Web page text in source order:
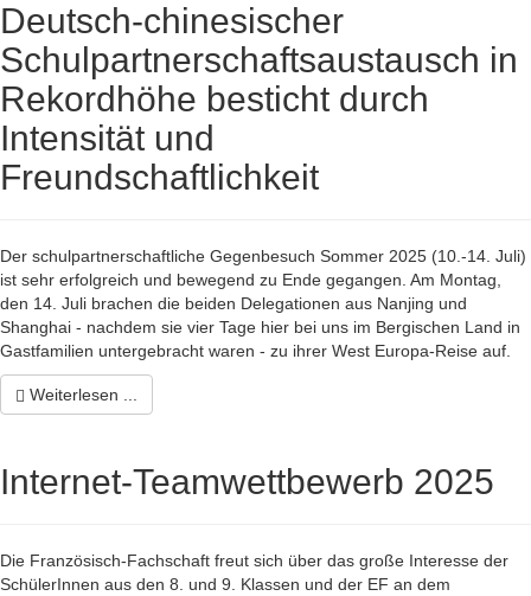
Deutsch-chinesischer
Schulpartnerschaftsaustausch in
Rekordhöhe besticht durch
Intensität und
Freundschaftlichkeit
Der schulpartnerschaftliche Gegenbesuch Sommer 2025 (10.-14. Juli)
ist sehr erfolgreich und bewegend zu Ende gegangen. Am Montag,
den 14. Juli brachen die beiden Delegationen aus Nanjing und
Shanghai - nachdem sie vier Tage hier bei uns im Bergischen Land in
Gastfamilien untergebracht waren - zu ihrer West Europa-Reise auf.
Weiterlesen ...
Internet-Teamwettbewerb 2025
Die Französisch-Fachschaft freut sich über das große Interesse der
SchülerInnen aus den 8. und 9. Klassen und der EF an dem